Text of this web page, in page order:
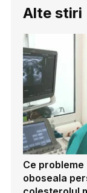
Alte stiri
Ce
oboseala